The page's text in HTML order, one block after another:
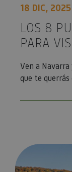
18 DIC, 2025
LOS 8
PARA
Ven a
que te
Qué ver en 3